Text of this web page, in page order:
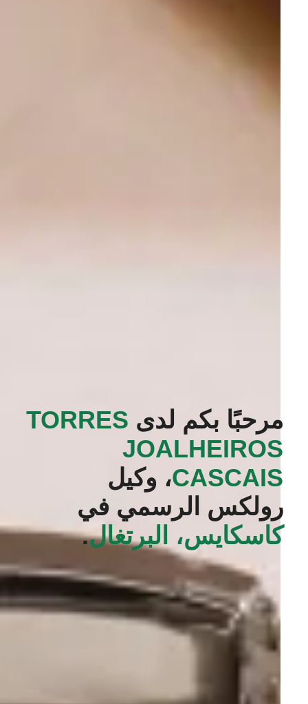
مرحبًا بكم لدى ‭TORRES
JOALHEIROS
CASCAIS‬، وكيل
رولكس الرسمي في
كاسكايس، البرتغال.